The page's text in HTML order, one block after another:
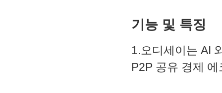
13. ADR - 등락비율
14. VR - 거래량비율
기능 및 특징
1.오디세이는 AI
P2P 공유 경제